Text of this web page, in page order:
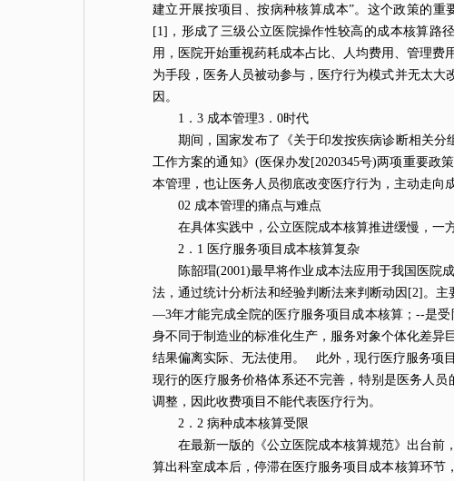
建立开展按项目、按病种核算成本”。这个政策的重
[1]，形成了三级公立医院操作性较高的成本核算路
用，医院开始重视药耗成本占比、人均费用、管理
为手段，医务人员被动参与，医疗行为模式并无太大
因。
1．3 成本管理3．0时代
期间，国家发布了《关于印发按疾病诊断相关分
工作方案的通知》(医保办发[2020345号)两项重要政
本管理，也让医务人员彻底改变医疗行为，主动走向
02 成本管理的痛点与难点
在具体实践中，公立医院成本核算推进缓慢，
2．1 医疗服务项目成本核算复杂
陈韶瑁(2001)最早将作业成本法应用于我国医院
法，通过统计分析法和经验判断法来判断动因[2]。
—3年才能完成全院的医疗服务项目成本核算；--是
身不同于制造业的标准化生产，服务对象个体化差
结果偏离实际、无法使用。 此外，现行医疗服务项
现行的医疗服务价格体系还不完善，特别是医务人
调整，因此收费项目不能代表医疗行为。
2．2 病种成本核算受限
在最新一版的《公立医院成本核算规范》出台前
算出科室成本后，停滞在医疗服务项目成本核算环